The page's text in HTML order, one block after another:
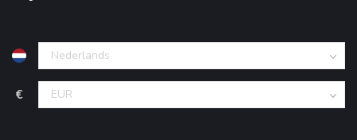
€